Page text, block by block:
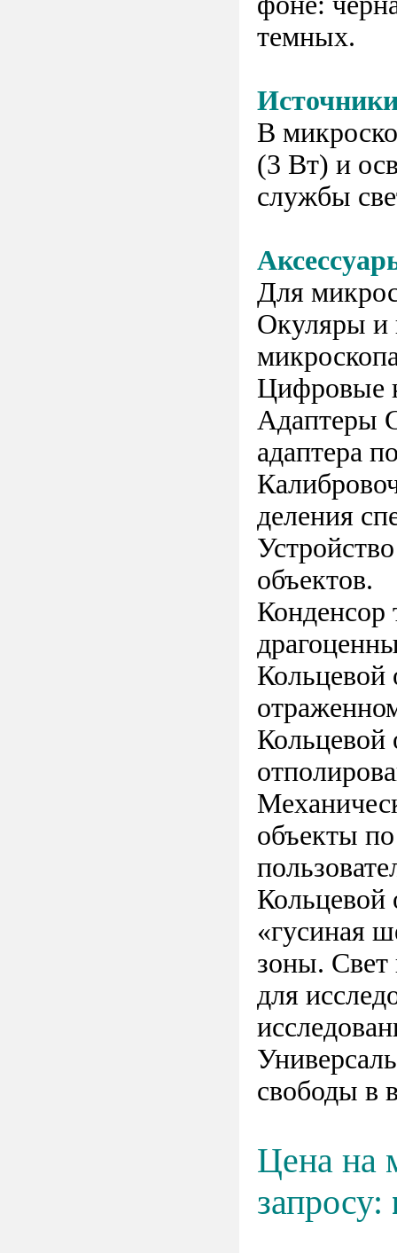
темных.
В
(3 Вт) и
службы
Для
Окуляры и
Цифровые
Адаптеры
адаптера
деления
объектов.
Конденсор
Кольцевой
Кольцевой
объекты
Кольцевой
«гусиная
зоны. Свет
для
свободы в
Цена на
запросу: